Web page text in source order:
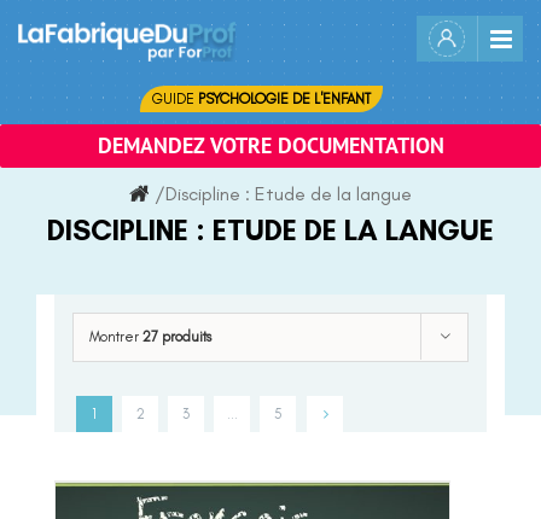
content
GUIDE PSYCHOLOGIE DE L'ENFANT
DEMANDEZ VOTRE DOCUMENTATION
/Discipline : Etude de la langue
DISCIPLINE : ETUDE DE LA LANGUE
Montrer 27 produits
1 2 3 5